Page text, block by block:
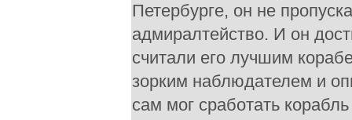
Петербурге, он не
адмиралтейство. И он
считали его лучшим
зорким наблюдателем и
сам мог сработать